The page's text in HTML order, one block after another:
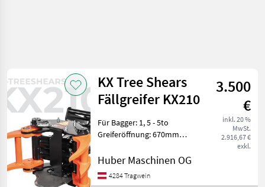
KX Tree Shears
Fällgreifer KX210
3.500
€
inkl. 20 %
MwSt.
2.916,67 €
exkl.
Für Bagger: 1, 5 - 5to
Greiferöffnung: 670mm
210mm Gewicht: 150kg
Huber Maschinen OG
4284 Tragwein